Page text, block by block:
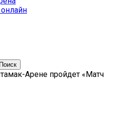
Арене пройдет «Матч